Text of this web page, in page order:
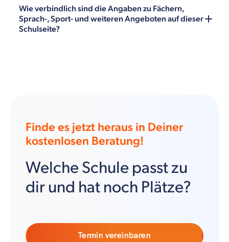
Wie verbindlich sind die Angaben zu Fächern,
Sprach-, Sport- und weiteren Angeboten auf dieser
Schulseite?
Finde es jetzt heraus in Deiner
kostenlosen Beratung!
Welche Schule passt zu
dir und hat noch Plätze?
Termin vereinbaren